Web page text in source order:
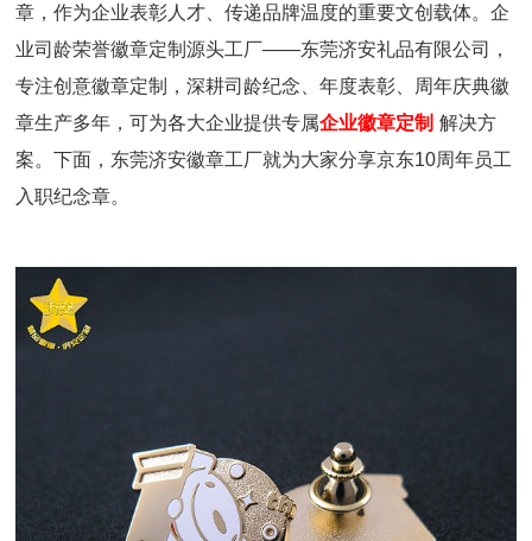
章，作为企业表彰人才、传递品牌温度的重要文创载体。企
业司龄荣誉徽章定制源头工厂——东莞济安礼品有限公司，
专注创意徽章定制，深耕司龄纪念、年度表彰、周年庆典徽
章生产多年，可为各大企业提供专属企业徽章定制 解决方
案。下面，东莞济安徽章工厂就为大家分享京东10周年员工
入职纪念章。